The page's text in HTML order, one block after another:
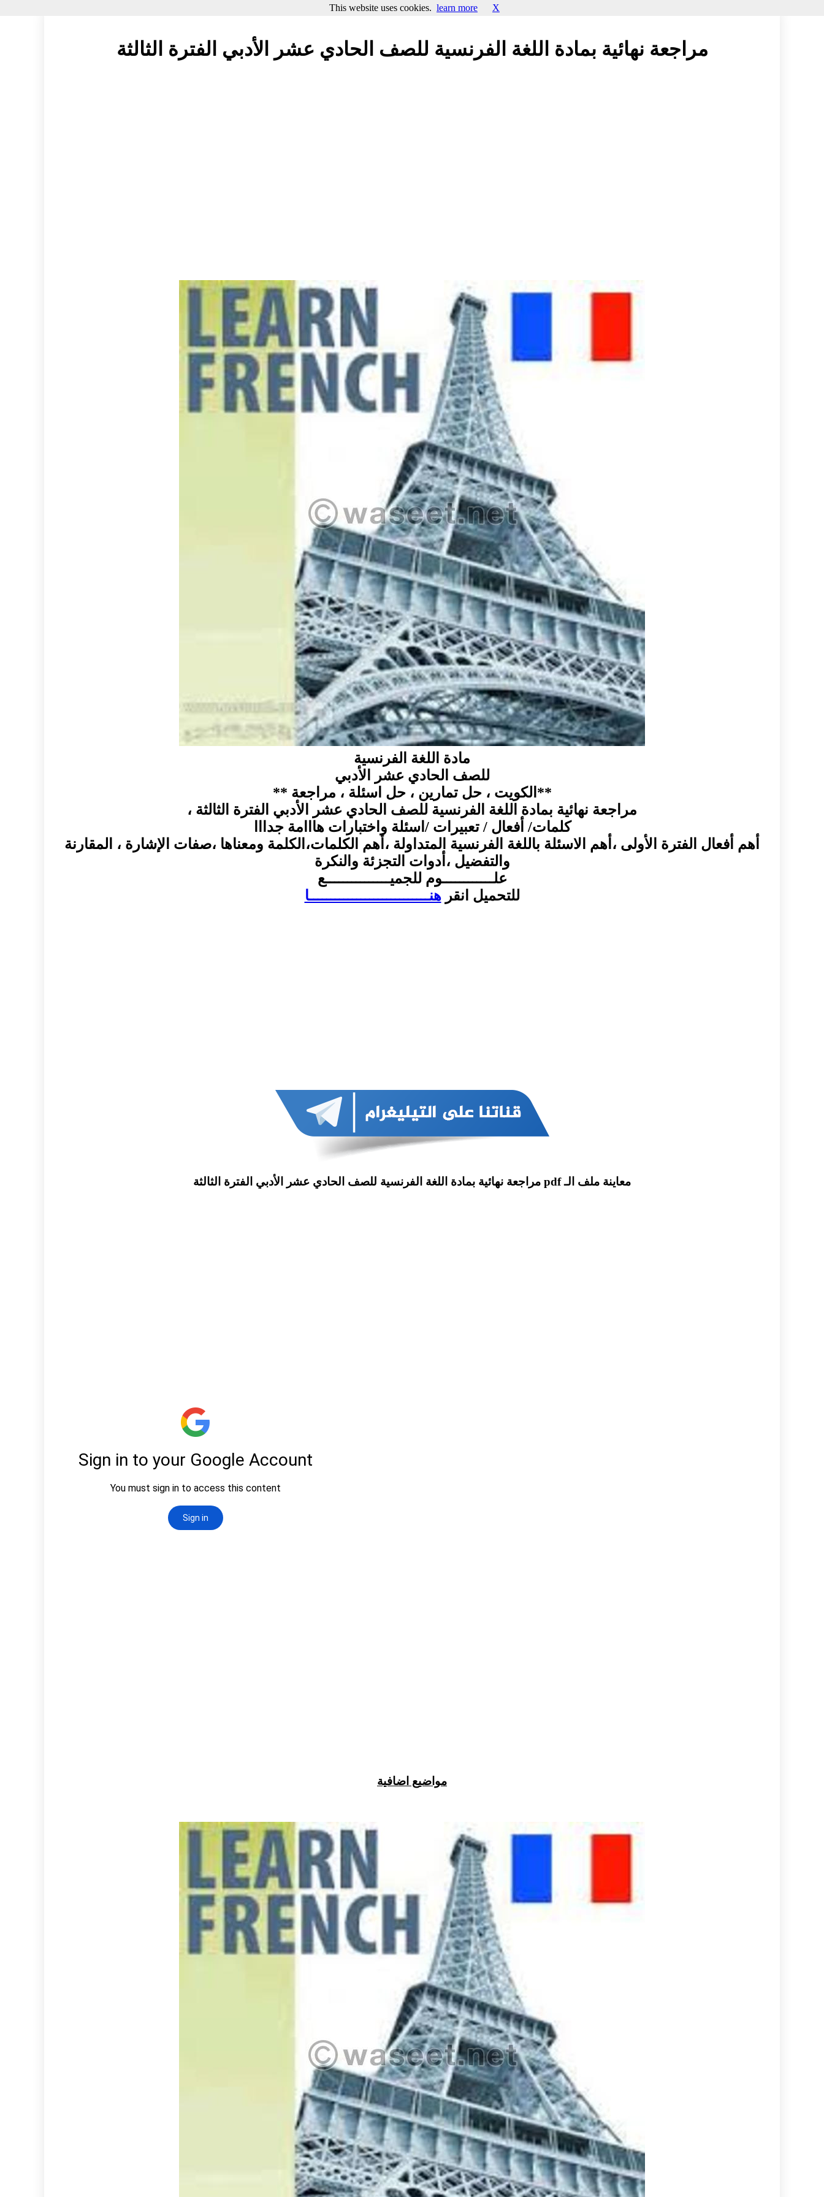
مراجعة نهائية بمادة اللغة الفرنسية للصف الحادي عشر الأدبي الفترة الثالثة
مادة اللغة الفرنسية
للصف الحادي عشر الأدبي
**الكويت ، حل تمارين ، حل اسئلة ، مراجعة **
مراجعة نهائية بمادة اللغة الفرنسية للصف الحادي عشر الأدبي الفترة الثالثة ،
كلمات/ أفعال / تعبيرات /اسئلة واختبارات هااامة جدااا
أهم أفعال الفترة الأولى ،أهم الاسئلة باللغة الفرنسية المتداولة ،أهم الكلمات،الكلمة ومعناها ،صفات الإشارة ، المقارنة
والتفضيل ،أدوات التجزئة والنكرة
علــــــــــــوم للجميـــــــــــــــع
للتحميل انقرهنــــــــــــــــــــــــــــا
معاينة ملف الـ pdf مراجعة نهائية بمادة اللغة الفرنسية للصف الحادي عشر الأدبي الفترة الثالثة
مواضيع اضافية
This website uses cookies. learn more X